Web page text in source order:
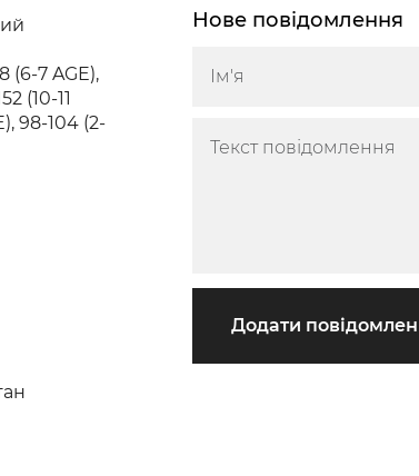
(6-7 AGE),
(10-11
98-104 (2-
Нове повідомлення
Додати